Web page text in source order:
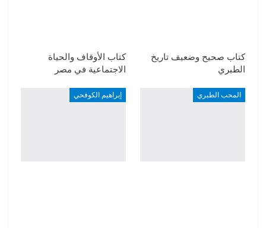
كتاب صحيح وضعيف تاريخ
الطبري
كتاب الأوقاف والحياة
الاجتماعية في مصر
المحب الطبري إبراهيم الكوفحي